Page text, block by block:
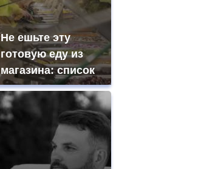
Не ешьте эту
готовую еду из
магазина: список